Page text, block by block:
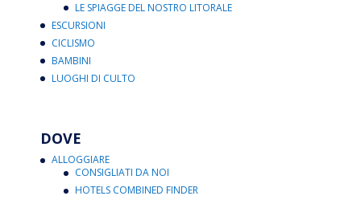
LE SPIAGGE DEL NOSTRO LITORALE
ESCURSIONI
CICLISMO
BAMBINI
LUOGHI DI CULTO
DOVE
ALLOGGIARE
CONSIGLIATI DA NOI
HOTELS COMBINED FINDER